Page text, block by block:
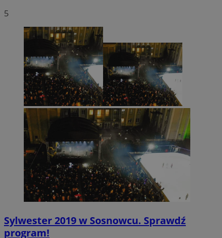
5
Sylwester 2019 w Sosnowcu. Sprawdź
program!
CookieScriptConsent
CookieScript
sosnowiecki.pl
4 tygodnie 2